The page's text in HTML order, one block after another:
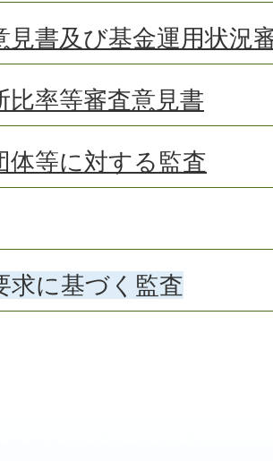
見書及び基金運用状況
比率等審査意見書
体等に対する監査
求に基づく監査